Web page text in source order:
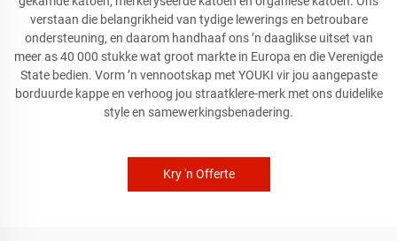
verstaan die belangrikheid van tydige lewerings en betroubare
ondersteuning, en daarom handhaaf ons ’n daaglikse uitset van
meer as 40 000 stukke wat groot markte in Europa en die Verenigde
State bedien. Vorm ’n vennootskap met YOUKI vir jou aangepaste
borduurde kappe en verhoog jou straatklere-merk met ons duidelike
style en samewerkingsbenadering.
Kry 'n Offerte